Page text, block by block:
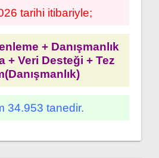
tarihi itibariyle;
+ Danışmanlık
+ Veri Desteği + Tez
34.953 tanedir.